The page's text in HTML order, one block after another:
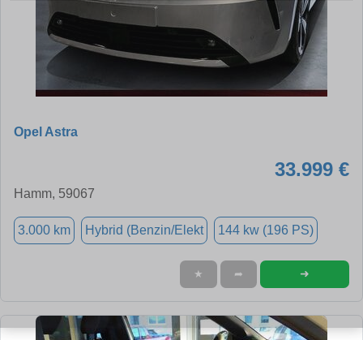
Opel Astra
33.999 €
Hamm, 59067
3.000 km Hybrid (Benzin/Elekt 144 kw (196 PS)
★ ➦ ➜